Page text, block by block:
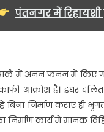
पंतनगर में
में अनन फनन में किए
आक्रोश है। इधर
बिना निर्माण कराए ही
निर्माण कार्य में मानक